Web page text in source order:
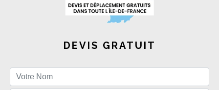
DEVIS GRATUIT